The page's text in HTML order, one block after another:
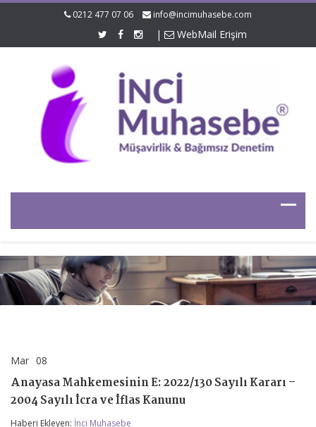
0212 477 07 06 info@incimuhasebe.com
| WebMail Erişim
Mar 08
E:
2022/130
Kararı
Anayasa Mahkemesinin E: 2022/130 Sayılı Kararı –
2004 Sayılı İcra ve İflas Kanunu
Haberi Ekleyen: İnci Muhasebe